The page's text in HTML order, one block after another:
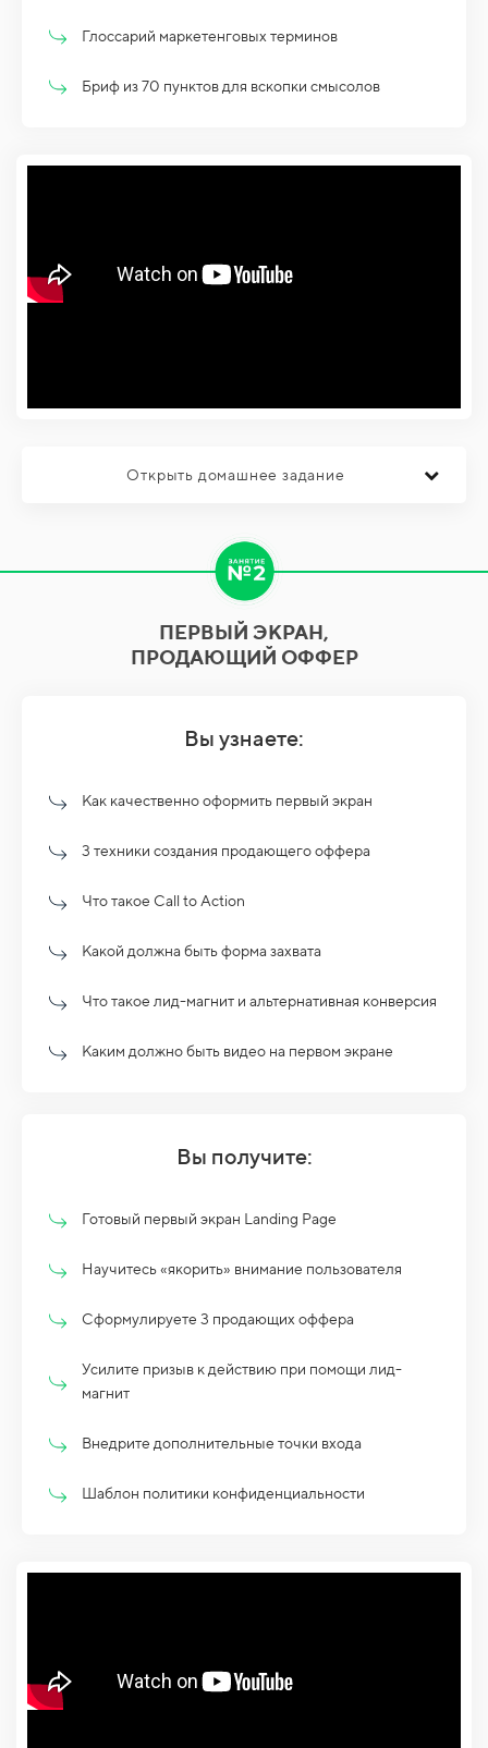
Глоссарий маркетенговых терминов
Бриф из 70 пунктов для вскопки смысолов
Открыть домашнее задание
ПЕРВЫЙ ЭКРАН,
ПРОДАЮЩИЙ ОФФЕР
Вы узнаете:
Как качественно оформить первый экран
3 техники создания продающего оффера
Что такое Call to Action
Какой должна быть форма захвата
Что такое лид-магнит и альтернативная конверсия
Каким должно быть видео на первом экране
Вы получите:
Готовый первый экран Landing Page
Научитесь «якорить» внимание пользователя
Сформулируете 3 продающих оффера
Усилите призыв к действию при помощи лид-
магнит
Внедрите дополнительные точки входа
Шаблон политики конфиденциальности